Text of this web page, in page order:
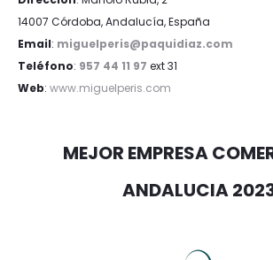
14007 Córdoba, Andalucía, España
Email: miguelperis@paquidiaz.com
Teléfono: 957 44 11 97 ext 31
Web: www.miguelperis.com
MEJOR EMPRESA
ANDALUCIA